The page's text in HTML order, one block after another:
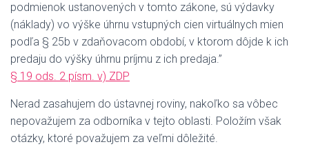
podmienok ustanovených v tomto zákone, sú výdavky
(náklady) vo výške úhrnu vstupných cien virtuálnych mien
podľa § 25b v zdaňovacom období, v ktorom dôjde k ich
predaju do výšky úhrnu príjmu z ich predaja.”
§ 19 ods. 2 písm. v) ZDP
Nerad zasahujem do ústavnej roviny, nakoľko sa vôbec
nepovažujem za odborníka v tejto oblasti. Položím však
otázky, ktoré považujem za veľmi dôležité.